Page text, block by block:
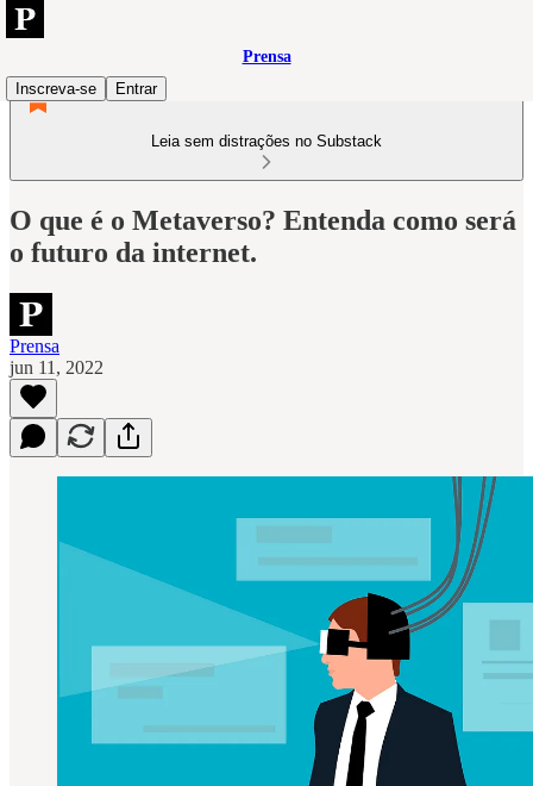
Prensa
Inscreva-se
Entrar
Leia sem distrações no Substack
O que é o Metaverso? Entenda como será
o futuro da internet.
Prensa
jun 11, 2022